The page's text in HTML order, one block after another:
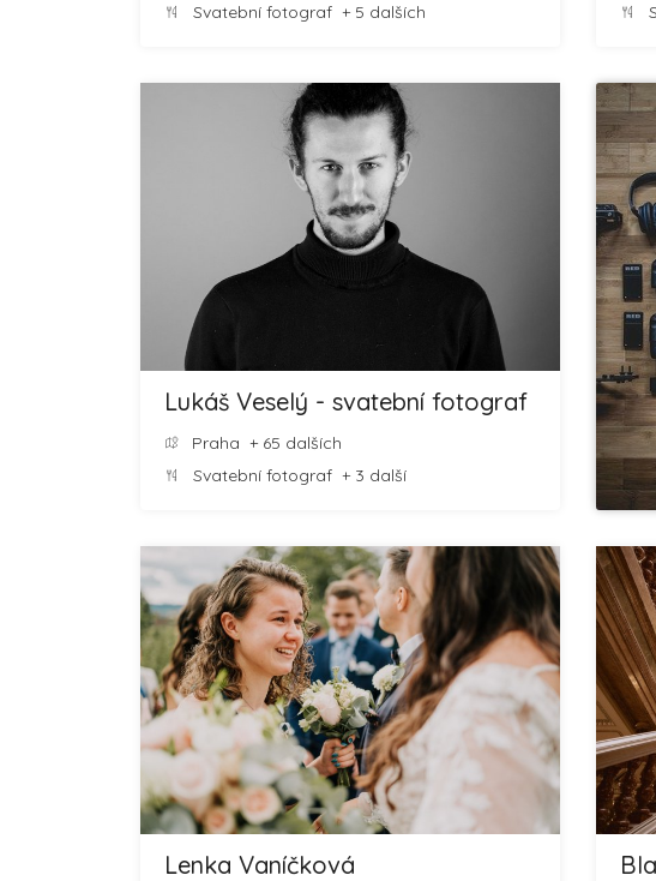
Svatební fotograf + 5 dalších
Lukáš Veselý - svatební fotograf
Praha + 65 dalších
Svatební fotograf + 3 další
Lenka Vaníčková